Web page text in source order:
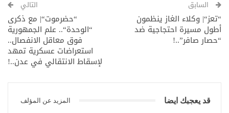
اليمنية”، في خطوة يُنظر إليها كرسالة سياسية لإعلان نهاية
مرحلة الانتقالي بعد عقد من صعوده.
وفي السياق ذاته، أجرى ولي العهد السعودي محمد بن سلمان
اتصالاً جديداً برئيس الإمارات محمد بن زايد آل نهيان، خُصص –
وفق تقارير – لمناقشة التطورات الإقليمية، وفي مقدمتها الملف
تحليل:
السابق
“تعز“| وكلاء الغاز ينظمون
أطول مسيرة احتجاجية ضد
“حصار صافر”..!
التالي
“حضرموت“| مع ذكرى
“الوحدة“.. ​علم الجمهورية
فوق معاقل الانفصال..
استعراضات عسكرية تمهد
لإسقاط الانتقالي في عدن..!
قد يعجبك ايضا المزيد عن المؤلف